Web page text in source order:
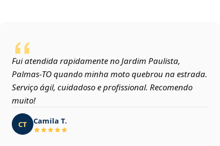
Fui atendida rapidamente no Jardim Paulista,
Palmas‑TO quando minha moto quebrou na estrada.
Serviço ágil, cuidadoso e profissional. Recomendo
muito!
CT Camila T.